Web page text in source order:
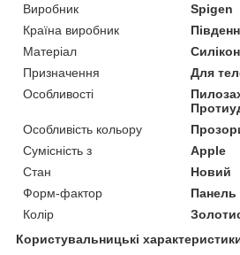
Виробник
Spigen
Країна виробник
Матеріал
Призначення
Для
Особливості
Особливість кольору
Сумісність з
Apple
Стан
Новий
Форм-фактор
Панель
Колір
Користувальницькі